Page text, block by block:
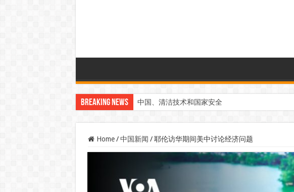
Breaking News 中国、清洁技术和国家安全
Home / 中国新闻 / 耶伦访华期间美中讨论经济问题